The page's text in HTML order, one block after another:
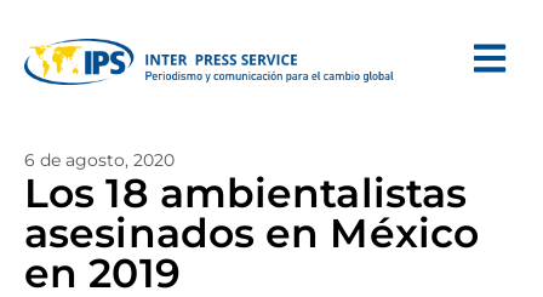
6 de agosto, 2020
Los 18 ambientalistas
asesinados en México
en 2019